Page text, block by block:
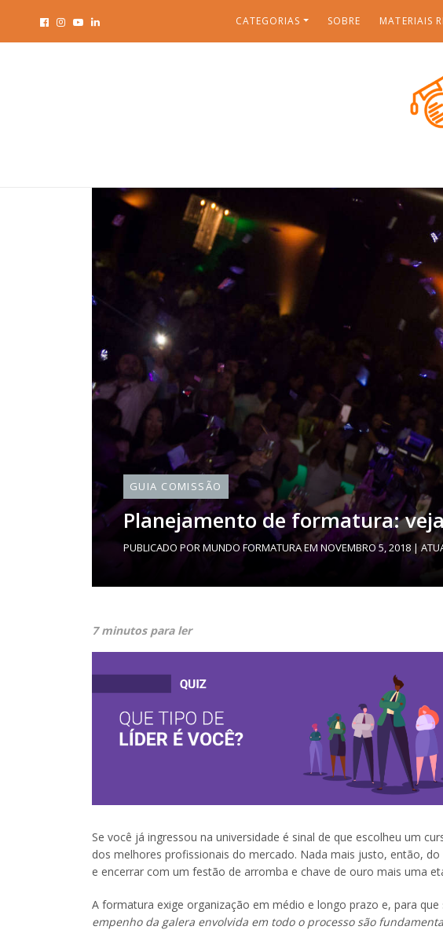
CATEGORIAS SOBRE MATERIAIS
GUIA COMISSÃO
Planejamento de formatura:
PUBLICADO PORMUNDO FORMATURAEM NOVEMBRO 5, 2018 |
7 minutos para ler
Se você já ingressou na universidade é sinal de que escolheu um
dos melhores profissionais do mercado. Nada mais justo, então,
e encerrar com um festão de arromba e chave de ouro mais uma
A formatura exige organização em médio e longo prazo e, para
empenho da galera envolvida em todo o processo são